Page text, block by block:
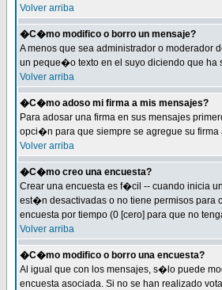
Volver arriba
�C�mo modifico o borro un mensaje?
A menos que sea administrador o moderador
un peque�o texto en el suyo diciendo que ha
Volver arriba
�C�mo adoso mi firma a mis mensajes?
Para adosar una firma en sus mensajes
opci�n para que siempre se agregue su
Volver arriba
�C�mo creo una encuesta?
Crear una encuesta es f�cil -- cuando inicia
est�n desactivadas o no tiene permisos
encuesta por tiempo (0 [cero] para que no
Volver arriba
�C�mo modifico o borro una encuesta?
Al igual que con los mensajes, s�lo puede
encuesta asociada. Si no se han realizado